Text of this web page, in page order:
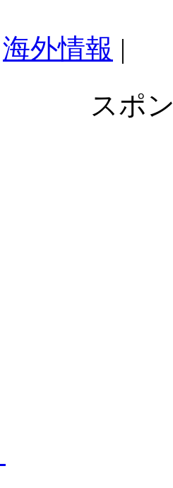
海外情報 |
スポ